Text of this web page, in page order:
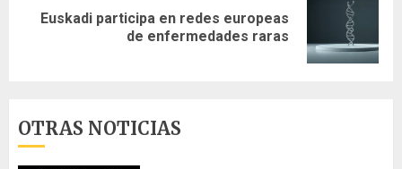
Siguiente
Euskadi participa en redes europeas
de enfermedades raras
OTRAS NOTICIAS